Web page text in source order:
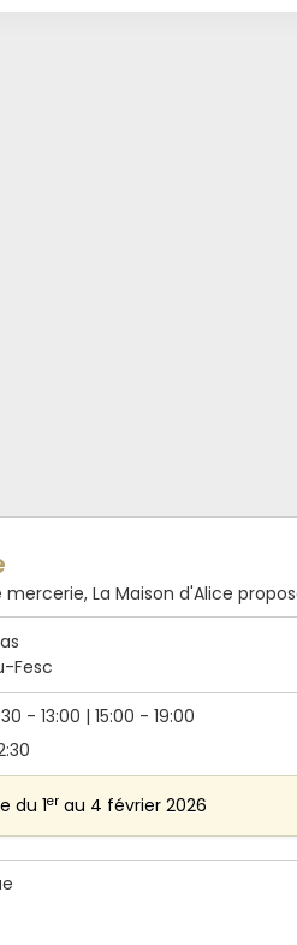
La Maison d'Alice
Fesc
- 13:00 | 15:00 - 19:00
du 1er au 4 février 2026